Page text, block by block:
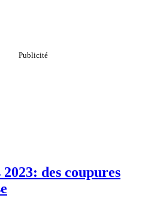
des coupures